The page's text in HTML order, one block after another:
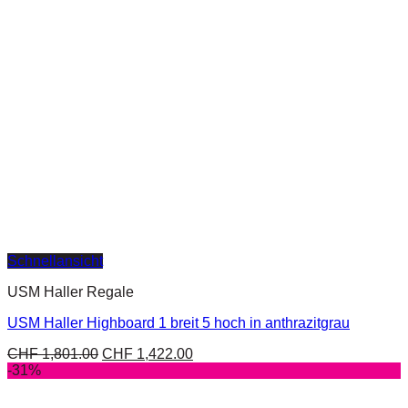
Schnellansicht
USM Haller Regale
USM Haller Highboard 1 breit 5 hoch in anthrazitgrau
CHF1,801.00 CHF 1,422.00
-31%